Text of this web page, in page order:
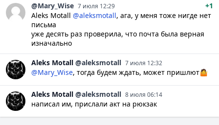
@Mary_Wise 7 июля 12:29
+1
Aleks Motall @aleksmotall, ага, у меня тоже нигде нет
письма
уже десять раз проверила, что почта была верная
изначально
Aleks Motall @aleksmotall 7 июля 12:32
@Mary_Wise, тогда будем ждать, может пришлют🤷
Aleks Motall @aleksmotall 8 июля 06:14
написал им, прислали акт на рюкзак